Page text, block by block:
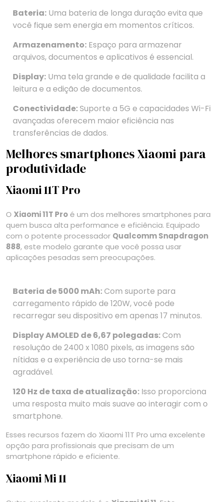
Bateria: Uma bateria de longa duração evita que
você fique sem energia em momentos críticos.
Armazenamento: Espaço para armazenar
arquivos, documentos e aplicativos é essencial.
Display: Uma tela grande e de qualidade facilita a
leitura e a edição de documentos.
Conectividade:Suporte a 5G e capacidades Wi-Fi
avançadas oferecem maior eficiência nas
transferências de dados.
Melhores smartphones Xiaomi para
produtividade
Xiaomi 11T Pro
O Xiaomi 11T Pro é um dos melhores smartphones para
quem busca alta performance e eficiência. Equipado
com o potente processador Qualcomm Snapdragon
888, este modelo garante que você possa usar
aplicações pesadas sem preocupações.
Bateria de 5000 mAh:Com suporte para
carregamento rápido de 120W, você pode
recarregar seu dispositivo em apenas 17 minutos.
Display AMOLED de 6,67 polegadas:Com
resolução de 2400 x 1080 pixels, as imagens são
nítidas e a experiência de uso torna-se mais
agradável.
120 Hz de taxa de atualização: Isso proporciona
uma resposta muito mais suave ao interagir com o
smartphone.
Esses recursos fazem do Xiaomi 11T Pro uma excelente
opção para profissionais que precisam de um
smartphone rápido e eficiente.
Xiaomi Mi 11